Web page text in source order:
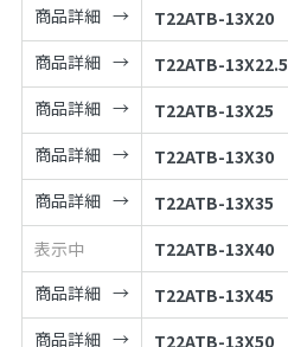
商品詳細
T22ATB-13X20
商品詳細
T22ATB-13X22.5
商品詳細
T22ATB-13X25
商品詳細
T22ATB-13X30
商品詳細
T22ATB-13X35
表示中
T22ATB-13X40
商品詳細
T22ATB-13X45
商品詳細
T22ATB-13X50